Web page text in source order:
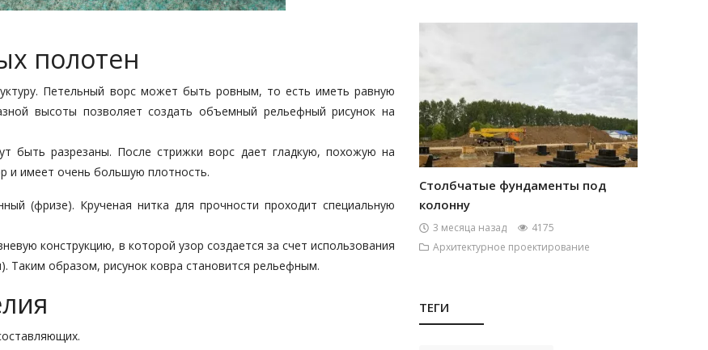
полотен
Петельный ворс может быть ровным, то есть иметь равную
высоты позволяет создать объемный рельефный рисунок на
быть разрезаны. После стрижки ворс дает гладкую, похожую на
и имеет очень большую плотность.
(фризе). Крученая нитка для прочности проходит специальную
конструкцию, в которой узор создается за счет использования
Таким образом, рисунок ковра становится рельефным.
Столбчатые фундаменты под
колонну
3 месяца назад
4175
Архитектурное проектирование
ТЕГИ